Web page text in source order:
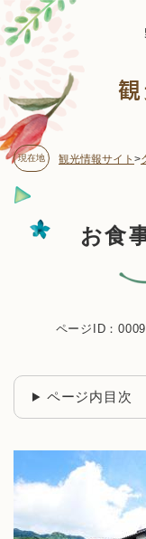
ー
ジ
頭
す
。 現在地 観光情報サイト >
お食
ページID：
ページ内目次